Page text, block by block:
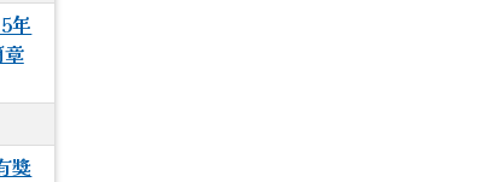
年
獎